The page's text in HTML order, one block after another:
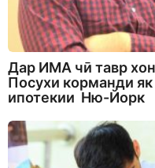
Дар ИМА чӣ тавр
Посухи корманди
ипотекии Ню-Йорк